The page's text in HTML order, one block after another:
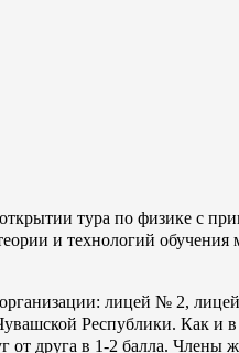
тура по физике с
и технологий обучения
организации: лицей № 2,
Республики. Как и в
от друга в 1-2 балла. Члены